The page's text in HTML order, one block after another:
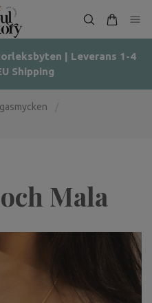
| Leverans 1-4
Shipping
Mala